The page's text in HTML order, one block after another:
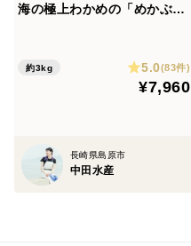
海の極上わかめの「めかぶと
約3kg 5.0(83件)
¥7,960
長崎県島原市
中田水産